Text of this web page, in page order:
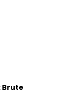
Brute